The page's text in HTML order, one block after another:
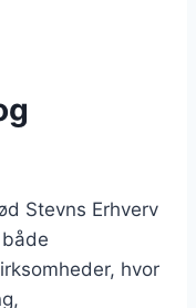
Stevns Erhverv
hvor